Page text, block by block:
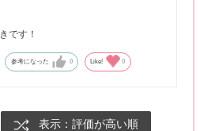
です！
参考になった 0 Like! 0
表示：評価が高い順